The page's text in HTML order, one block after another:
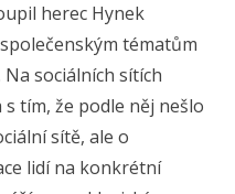
herec Hynek
tématům
sociálních sítích
tím, že podle něj nešlo
sítě, ale o
lidí na konkrétní